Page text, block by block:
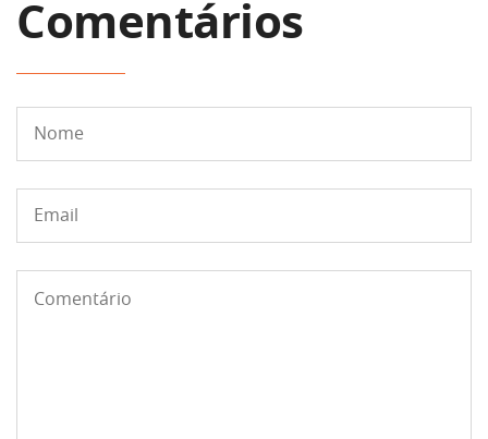
Comentários